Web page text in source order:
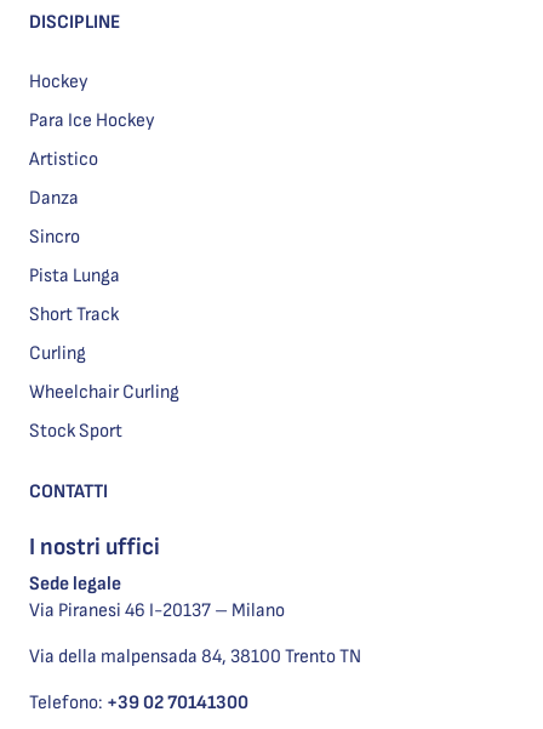
DISCIPLINE
Hockey
Para Ice Hockey
Artistico
Danza
Sincro
Pista Lunga
Short Track
Curling
Wheelchair Curling
Stock Sport
CONTATTI
I nostri uffici
Sede legale
Via Piranesi 46 I-20137 – Milano
Via della malpensada 84, 38100 Trento TN
Telefono: +39 02 70141300